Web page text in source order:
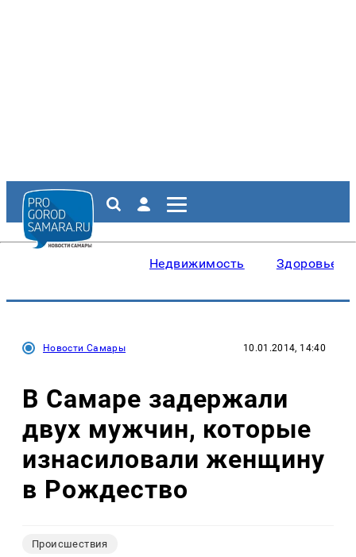
Недвижимость Здоровье
Новости Самары 10.01.2014, 14:40
В Самаре задержали
двух мужчин, которые
изнасиловали женщину
в Рождество
Происшествия